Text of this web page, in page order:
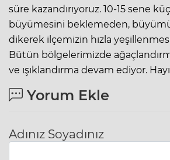
süre kazandırıyoruz. 10-15 sene
büyümesini beklemeden,
dikerek ilçemizin hızla
Bütün bölgelerimizde
ve ışıklandırma devam ediyor.
Yorum Ekle
Adınız Soyadınız